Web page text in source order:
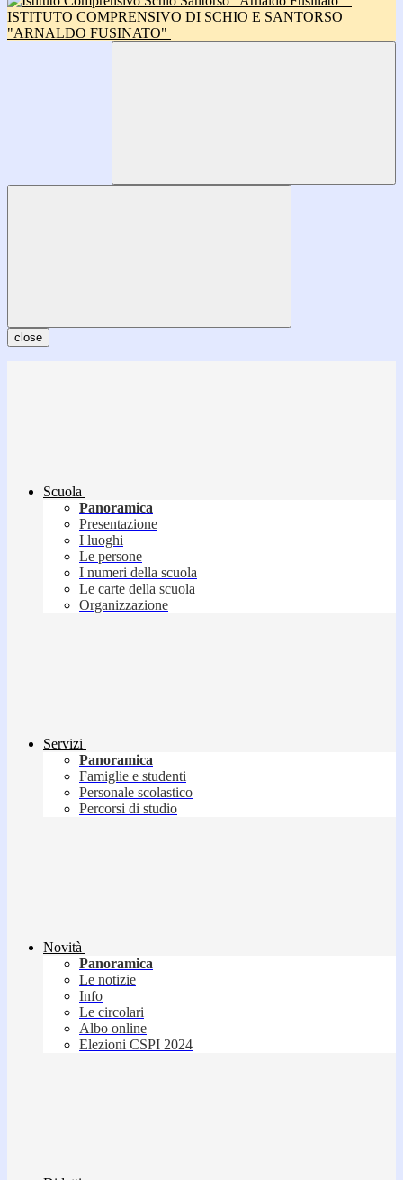
ISTITUTO COMPRENSIVO DI SCHIO E SANTORSO
"ARNALDO FUSINATO"
close
Scuola
Panoramica
Presentazione
I luoghi
Le persone
I numeri della scuola
Le carte della scuola
Organizzazione
Servizi
Panoramica
Famiglie e studenti
Personale scolastico
Percorsi di studio
Novità
Panoramica
Le notizie
Info
Le circolari
Albo online
Elezioni CSPI 2024